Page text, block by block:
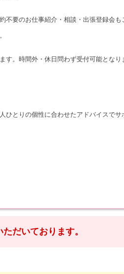
要のお仕事紹介・相談・出張登録会も
す。時間外・休日問わず受付可能とな
とりの個性に合わせたアドバイスでサ
だいております。